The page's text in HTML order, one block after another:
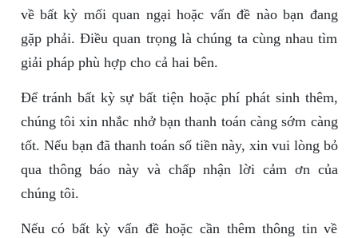
về bất kỳ mối quan ngại hoặc vấn đề nào bạn đang
gặp phải. Điều quan trọng là chúng ta cùng nhau tìm
giải pháp phù hợp cho cả hai bên.
Để tránh bất kỳ sự bất tiện hoặc phí phát sinh thêm,
chúng tôi xin nhắc nhở bạn thanh toán càng sớm càng
tốt. Nếu bạn đã thanh toán số tiền này, xin vui lòng bỏ
qua thông báo này và chấp nhận lời cảm ơn của
chúng tôi.
Nếu có bất kỳ vấn đề hoặc cần thêm thông tin về